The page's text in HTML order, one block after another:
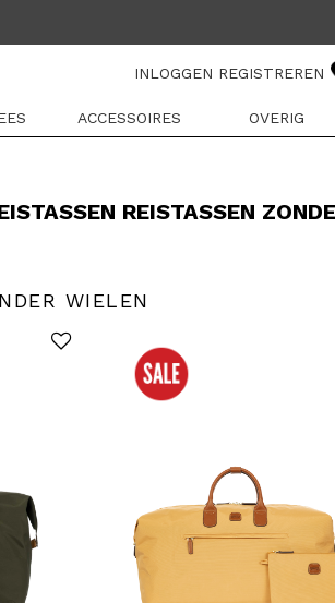
INLOGGEN REGISTREREN
ACCESSOIRES OVERIG
REISTASSEN
WIELEN